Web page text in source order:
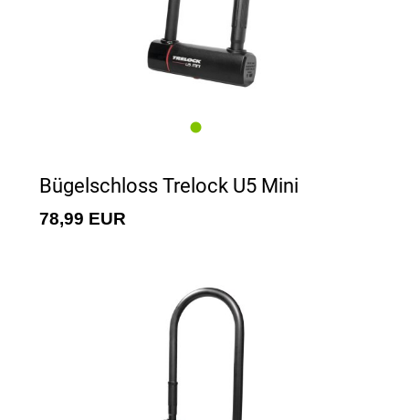
Bügelschloss Trelock U5 Mini
78,99 EUR